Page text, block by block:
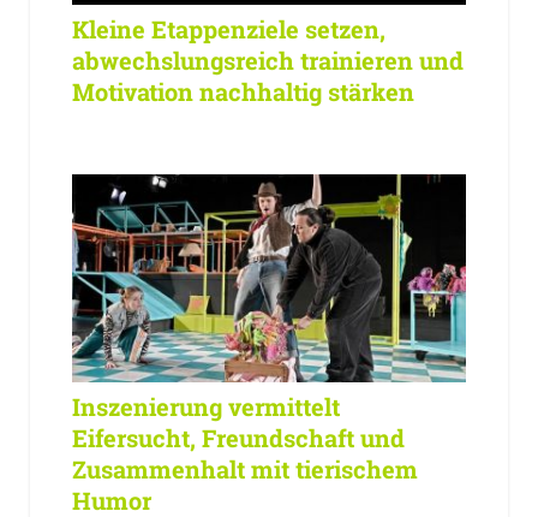
Kleine Etappenziele setzen,
abwechslungsreich trainieren und
Motivation nachhaltig stärken
Inszenierung vermittelt
Eifersucht, Freundschaft und
Zusammenhalt mit tierischem
Humor